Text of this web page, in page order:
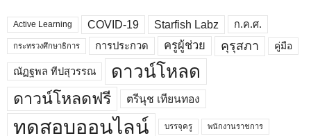
Active Learning COVID-19 Starfish Labz ก.ค.ศ.
กระทรวงศึกษาธิการ การประกวด ครูผู้ช่วย คุรุสภา คู่มือ
ณัฏฐพล ทีปสุวรรณ ดาวน์โหลด
ดาวน์โหลดฟรี ตรีนุช เทียนทอง
ทดสอบออนไลน์ บรรจุครู พนักงานราชการ